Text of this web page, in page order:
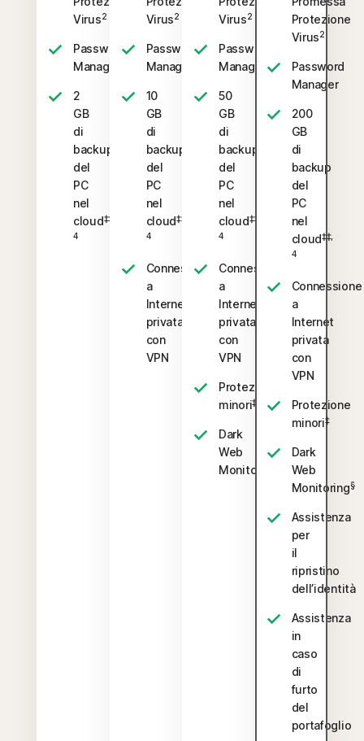
Virus2
Password
Manager
2
GB
di
backup
del
PC
nel
cloud‡‡,
4
Virus2
Password
Manager
10
GB
di
backup
del
PC
nel
cloud‡‡,
4
Connessione
a
Internet
privata
con
VPN
Virus2
Password
Manager
50
GB
di
backup
del
PC
nel
cloud‡‡,
4
Connessione
a
Internet
privata
con
VPN
Protezione
minori‡
Dark
Web
Monitoring
Protezione
Virus2
Password
Manager
200
GB
di
backup
del
PC
nel
cloud‡‡,
4
Connessione
a
Internet
privata
con
VPN
Protezione
minori‡
Dark
Web
Monitoring§
Assistenza
per
il
ripristino
dell’identità
Assistenza
in
caso
di
furto
del
portafoglio